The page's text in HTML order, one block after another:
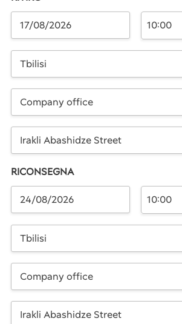
10:00
Tbilisi
Company office
RICONSEGNA
10:00
Tbilisi
Company office